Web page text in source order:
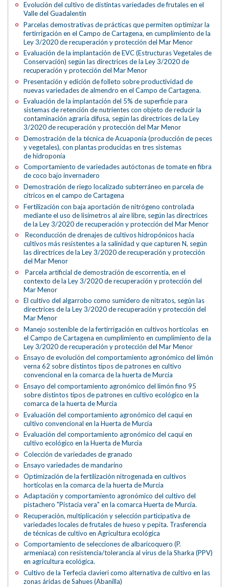
Evolución del cultivo de distintas variedades de frutales en el
Valle del Guadalentín
Parcelas demostrativas de prácticas que permiten optimizar la
fertirrigación en el Campo de Cartagena, en cumplimiento de la
Ley 3/2020 de recuperación y protección del Mar Menor
Evaluación de la implantación de EVC (Estructuras Vegetales de
Conservación) según las directrices de la Ley 3/2020 de
recuperación y protección del Mar Menor
Presentación y edición de folleto sobre productividad de
nuevas variedades de almendro en el Campo de Cartagena.
Evaluación de la implantación del 5% de superficie para
sistemas de retención de nutrientes con objeto de reducir la
contaminación agraria difusa, según las directrices de la Ley
3/2020 de recuperación y protección del Mar Menor
Demostración de la técnica de Acuaponía (producción de peces
y vegetales), con plantas producidas en tres sistemas
de hidroponía
Comportamiento de variedades autóctonas de tomate en fibra
de coco bajo invernadero
Demostración de riego localizado subterráneo en parcela de
cítricos en el campo de Cartagena
Fertilización con baja aportación de nitrógeno controlada
mediante el uso de lisímetros al aire libre, según las directrices
de la Ley 3/2020 de recuperación y protección del Mar Menor
Reconducción de drenajes de cultivos hidropónicos hacia
cultivos más resistentes a la salinidad y que capturen N, según
las directrices de la Ley 3/2020 de recuperación y protección
del Mar Menor
Parcela artificial de demostración de escorrentía, en el
contexto de la Ley 3/2020 de recuperación y protección del
Mar Menor
El cultivo del algarrobo como sumidero de nitratos, según las
directrices de la Ley 3/2020 de recuperación y protección del
Mar Menor
Manejo sostenible de la fertirrigación en cultivos hortícolas en
el Campo de Cartagena en cumplimiento en cumplimiento de la
Ley 3/2020 de recuperación y protección del Mar Menor
Ensayo de evolución del comportamiento agronómico del limón
verna 62 sobre distintos tipos de patrones en cultivo
convencional en la comarca de la huerta de Murcia
Ensayo del comportamiento agronómico del limón fino 95
sobre distintos tipos de patrones en cultivo ecológico en la
comarca de la huerta de Murcia
Evaluación del comportamiento agronómico del caqui en
cultivo convencional en la Huerta de Murcia
Evaluación del comportamiento agronómico del caqui en
cultivo ecológico en la Huerta de Murcia
Colección de variedades de granado
Ensayo variedades de mandarino
Optimización de la fertilización nitrogenada en cultivos
hortícolas en la comarca de la huerta de Murcia
Adaptación y comportamiento agronómico del cultivo del
pistachero "Pistacia vera" en la comarca Huerta de Murcia.
Recuperación, multiplicación y selección participativa de
variedades locales de frutales de hueso y pepita. Trasferencia
de técnicas de cultivo en Agricultura ecológica
Comportamiento de selecciones de albaricoquero (P.
armeniaca) con resistencia/tolerancia al virus de la Sharka (PPV)
en agricultura ecológica.
Cultivo de la Terfecia clavieri como alternativa de cultivo en las
zonas áridas de Sahues (Abanilla)